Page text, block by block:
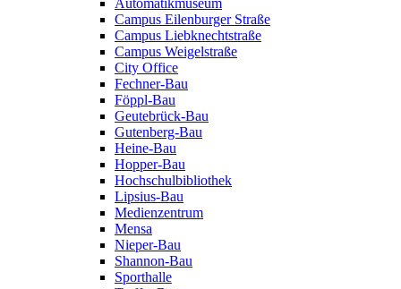
Campus Eilenburger Straße
Campus Liebknechtstraße
Campus Weigelstraße
City Office
Fechner-Bau
Föppl-Bau
Geutebrück-Bau
Gutenberg-Bau
Heine-Bau
Hopper-Bau
Hochschulbibliothek
Lipsius-Bau
Medienzentrum
Mensa
Nieper-Bau
Shannon-Bau
Sporthalle